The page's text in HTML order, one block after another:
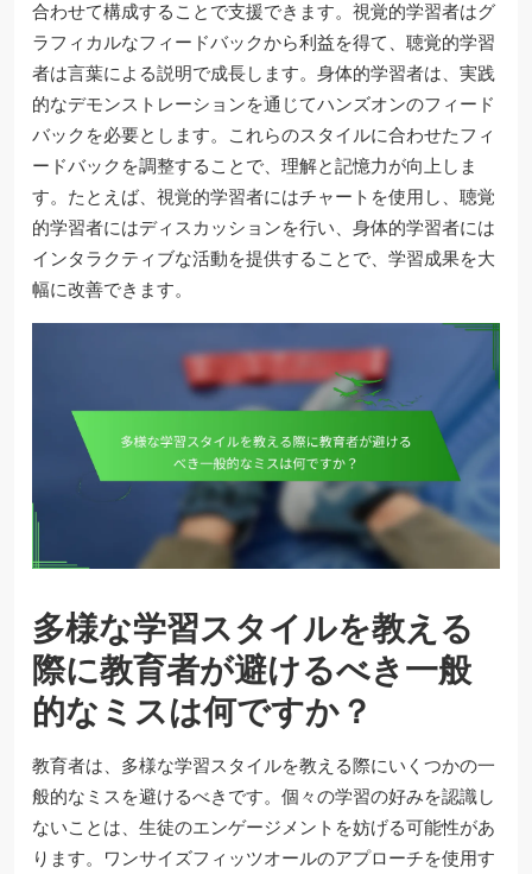
合わせて構成することで支援できます。視覚的学習者はグ
ラフィカルなフィードバックから利益を得て、聴覚的学習
者は言葉による説明で成長します。身体的学習者は、実践
的なデモンストレーションを通じてハンズオンのフィード
バックを必要とします。これらのスタイルに合わせたフィ
ードバックを調整することで、理解と記憶力が向上しま
す。たとえば、視覚的学習者にはチャートを使用し、聴覚
的学習者にはディスカッションを行い、身体的学習者には
インタラクティブな活動を提供することで、学習成果を大
幅に改善できます。
多様な学習スタイルを教える
際に教育者が避けるべき一般
的なミスは何ですか？
教育者は、多様な学習スタイルを教える際にいくつかの一
般的なミスを避けるべきです。個々の学習の好みを認識し
ないことは、生徒のエンゲージメントを妨げる可能性があ
ります。ワンサイズフィッツオールのアプローチを使用す